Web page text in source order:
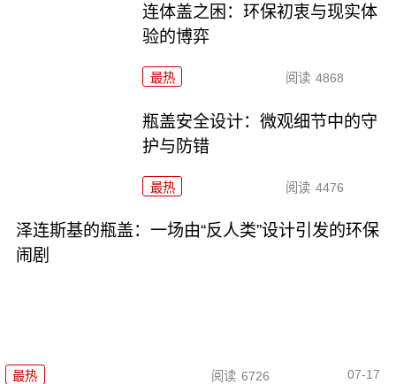
连体盖之困：环保初衷与现实体
验的博弈
最热 阅读 4868
瓶盖安全设计：微观细节中的守
护与防错
最热 阅读 4476
泽连斯基的瓶盖：一场由“反人类”设计引发的环保
闹剧
最热 阅读 6726 07-17